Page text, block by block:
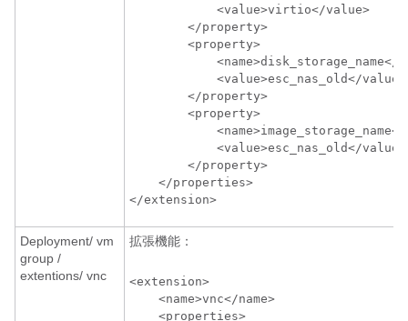
            <value>virtio</value>
        </property>
        <property>
<name>disk_storage_name</
            <value>esc_nas_old</value>
        </property>
        <property>
            <value>esc_nas_old</value>
        </property>
    </properties>
</extension>
Deployment/ vm
group /
extentions/ vnc
拡張機能：
<extension>
    <name>vnc</name>
    <properties>